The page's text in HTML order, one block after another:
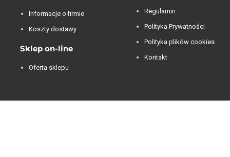
Informacje o firmie
Koszty dostawy
Sklep on-line
Oferta sklepu
Regulamin
Polityka Prywatności
Polityka plików cookies
Kontakt